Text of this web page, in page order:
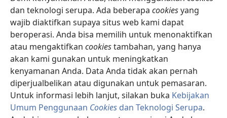
dan teknologi serupa. Ada beberapa cookiesyang
wajib diaktifkan supaya situs web kami dapat
beroperasi. Anda bisa memilih untuk menonaktifkan
atau mengaktifkan cookiestambahan, yang hanya
akan kami gunakan untuk meningkatkan
kenyamanan Anda. Data Anda tidak akan pernah
diperjualbelikan atau digunakan untuk pemasaran.
Untuk informasi lebih lanjut, silakan buka Kebijakan
Umum Penggunaan Cookies dan Teknologi Serupa.
window
baru)
PERPUSTAKAAN ONLINE Menara Pengawal
(terbuka
di
windowJW Hub
(terbuka
di
window
baru)
JW Library ®
Watchtower Library